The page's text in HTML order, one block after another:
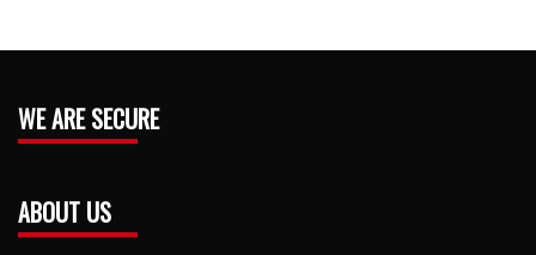
WE ARE SECURE
ABOUT US